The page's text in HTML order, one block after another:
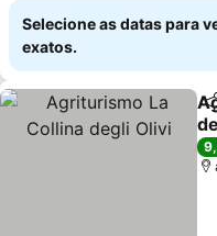
Selecione as datas para
exatos.